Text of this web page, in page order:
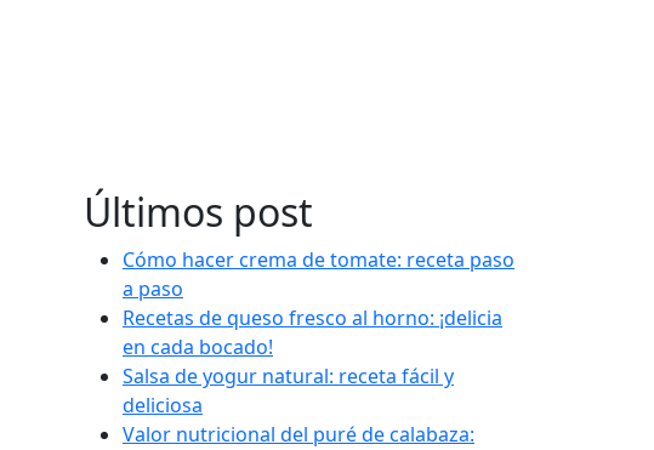
Últimos post
Cómo hacer crema de tomate: receta paso
a paso
Recetas de queso fresco al horno: ¡delicia
en cada bocado!
Salsa de yogur natural: receta fácil y
deliciosa
Valor nutricional del puré de calabaza: